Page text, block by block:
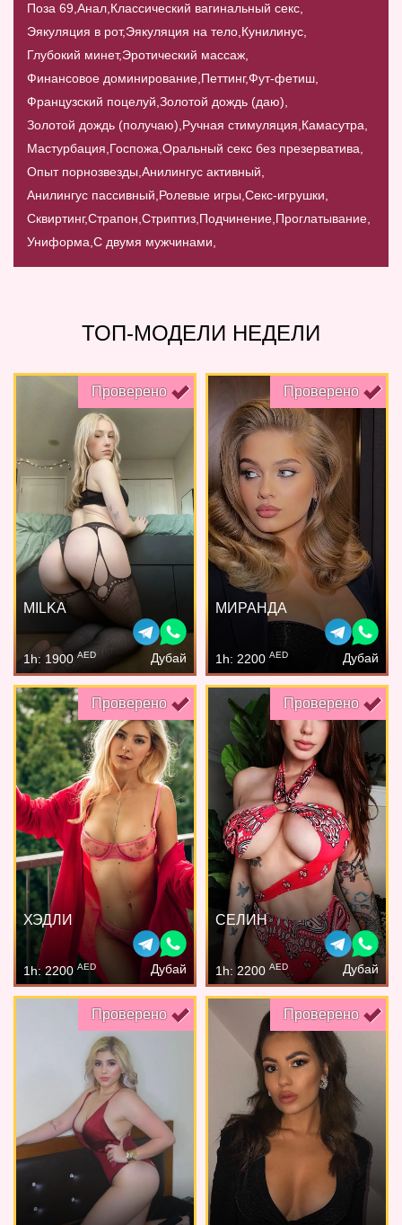
Поза 69, Анал, Классический вагинальный секс,
Эякуляция в рот,Эякуляция на тело, Кунилинус,
Глубокий минет,Эротический массаж,
Финансовое доминирование, Петтинг,Фут-фетиш,
Французский поцелуй, Золотой дождь (даю),
Золотой дождь (получаю), Ручная стимуляция, Камасутра,
Мастурбация, Госпожа, Оральный секс без презерватива,
Опыт порнозвезды, Анилингус активный,
Анилингус пассивный, Ролевые игры, Секс-игрушки,
Сквиртинг,Страпон, Стриптиз, Подчинение, Проглатывание,
Униформа, С двумя мужчинами,
ТОП-МОДЕЛИ НЕДЕЛИ
Проверено
MILKA
1h: 1900 AED Дубай
Проверено
МИРАНДА
1h: 2200 AED Дубай
Проверено
ХЭДЛИ
1h: 2200AED Дубай
Проверено
СЕЛИН
1h: 2200 AED Дубай
Проверено Проверено